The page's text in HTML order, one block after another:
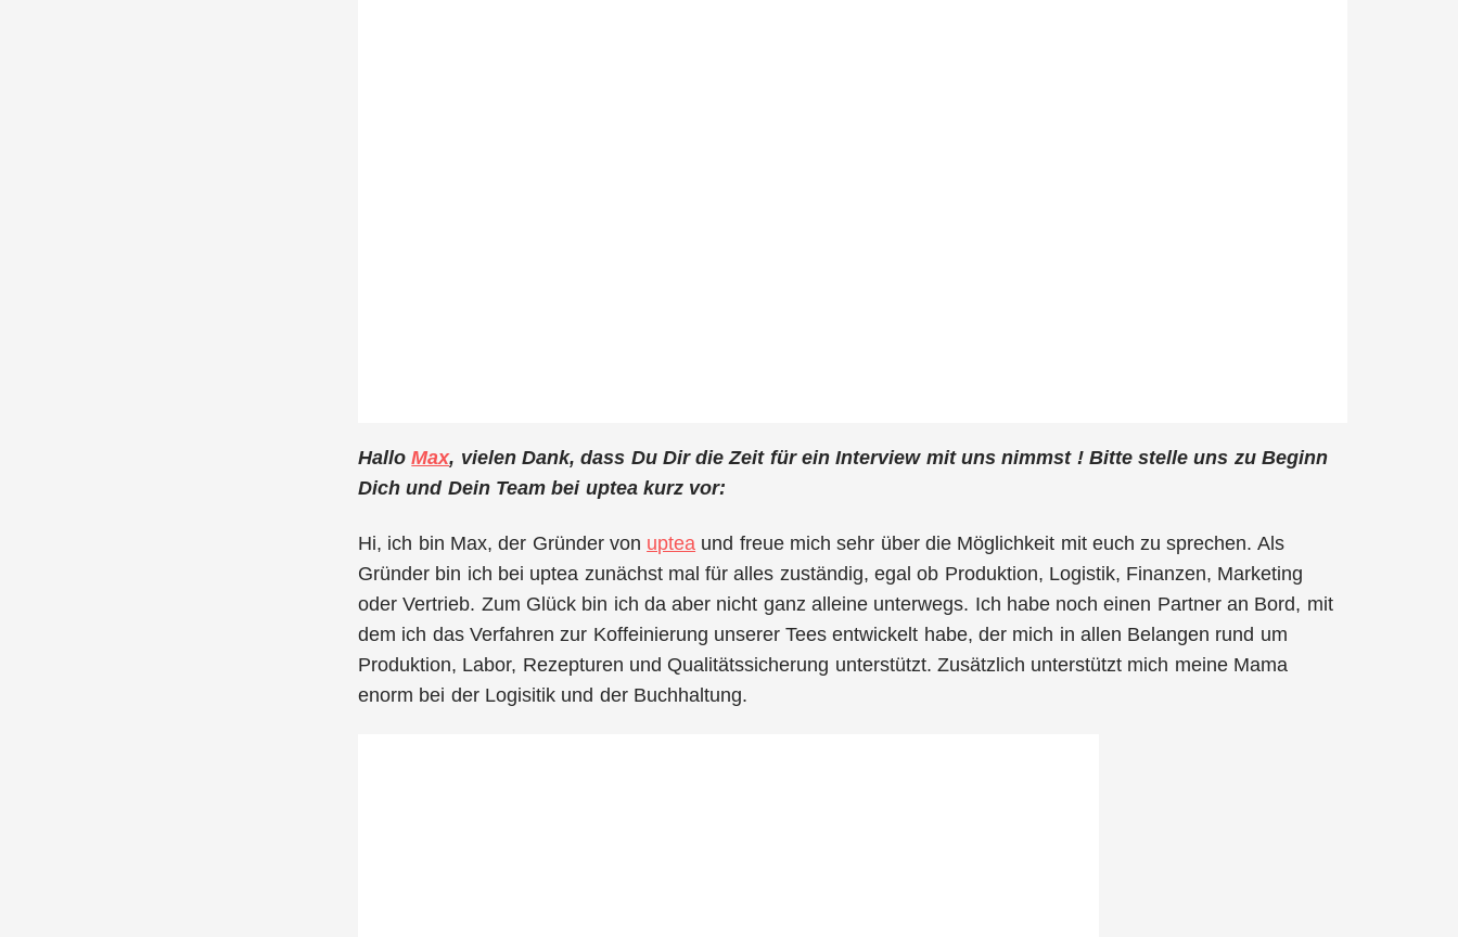
HalloMax, vielen Dank, dass Du Dir die Zeit für ein Interview mit uns nimmst ! Bitte stelle uns zu Beginn
Dich und Dein Team bei uptea kurz vor:
Hi, ich bin Max, der Gründer von uptea und freue mich sehr über die Möglichkeit mit euch zu sprechen. Als
Gründer bin ich bei uptea zunächst mal für alles zuständig, egal ob Produktion, Logistik, Finanzen, Marketing
oder Vertrieb. Zum Glück bin ich da aber nicht ganz alleine unterwegs. Ich habe noch einen Partner an Bord, mit
dem ich das Verfahren zur Koffeinierung unserer Tees entwickelt habe, der mich in allen Belangen rund um
Produktion, Labor, Rezepturen und Qualitätssicherung unterstützt. Zusätzlich unterstützt mich meine Mama
enorm bei der Logisitik und der Buchhaltung.